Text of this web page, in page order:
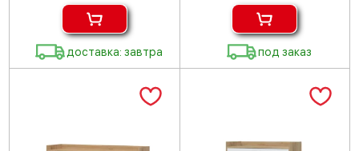
доставка: завтра под заказ